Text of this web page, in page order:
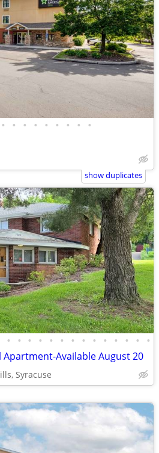
• • • • • • • • •
show duplicates
• • • • • • • • • • • • • •
Apartment-Available August 20
Syracuse